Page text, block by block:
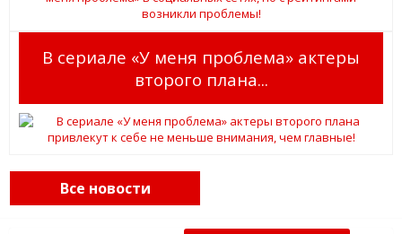
В сериале «У меня проблема» актеры
второго плана...
Все новости